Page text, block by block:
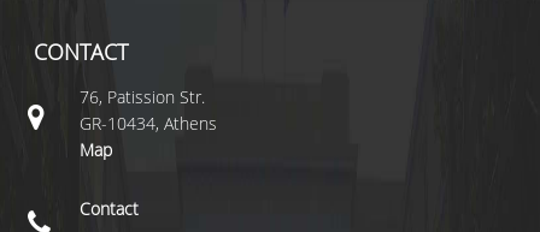
CONTACT
76, Patission Str.
GR-10434, Athens
Map
Contact